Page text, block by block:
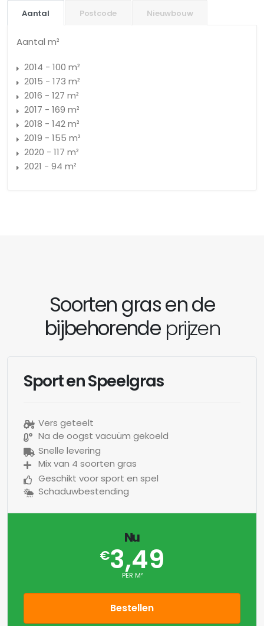
Aantal Postcode Nieuwbouw
Aantal m²
2014 - 100 m²
2015 - 173 m²
2016 - 127 m²
2017 - 169 m²
2018 - 142 m²
2019 - 155 m²
2020 - 117 m²
2021 - 94 m²
Soorten gras en de
bijbehorendeprijzen
Sport en Speelgras
Vers geteelt
Na de oogst vacuüm gekoeld
Snelle levering
Mix van 4 soorten gras
Geschikt voor sport en spel
Schaduwbestending
Nu
€3,49
PER M²
Bestellen